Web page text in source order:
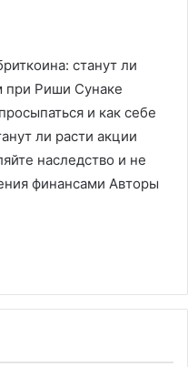
станут ли
при Риши Сунаке
и как себе
ли расти акции
наследство и не
финансами Авторы